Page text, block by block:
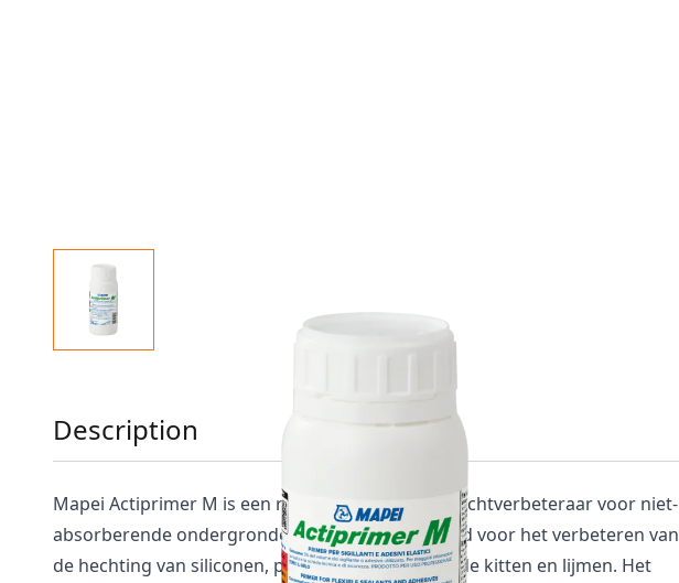
Description
Mapei Actiprimer M is een reinigingsmiddel en hechtverbeteraar voor niet-
absorberende ondergronden, speciaal ontwikkeld voor het verbeteren van
de hechting van siliconen, polyurethaan en hybride kitten en lijmen. Het